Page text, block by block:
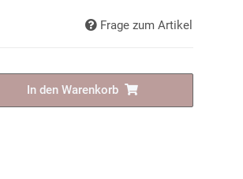
Frage zum Artikel
In den Warenkorb